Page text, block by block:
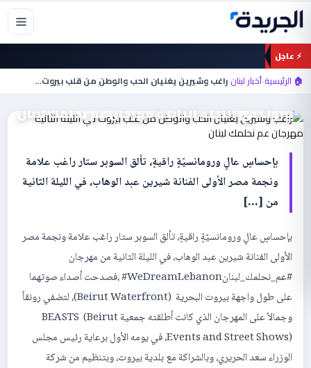
تخطي
المحتوى
⚡ عاجل
🏠 الرئيسية›أخبار لبنان›راغب وشيرين يغنيان الحب والوطن من قلب بيروت…
أخبار لبنان
بيروت في الليلة الثانية مهرجان عم نحلمك لبنان
بإحساسٍ عالٍ ورومانسيّةٍ راقيةٍ، تألق السوبر ستار راغب علامة
ونجمة مصر الأولى الفنانة شيرين عبد الوهاب، في الليلة الثانية
من […]
بإحساسٍ عالٍ ورومانسيّةٍ راقيةٍ، تألق السوبر ستار راغب علامة ونجمة مصر
الأولى الفنانة شيرين عبد الوهاب، في الليلة الثانية من مهرجان
#عم_نحلمك_لبنانWeDreamLebanon# ،فصدحت أصداء صوتهما
على طول واجهة بيروت البحرية (Beirut Waterfront)، لتضفي رونقاً
وجمالاً على المهرجان الذي كانت أطلقته جمعية BEASTS (Beirut
Events and Street Shows)، في يومه الأول برعاية رئيس مجلس
الوزراء سعد الحريري، وبالشراكة مع بلدية بيروت، وبتنظيم من شركة